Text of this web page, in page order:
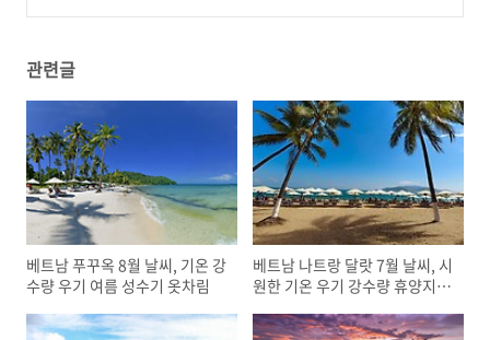
관련글
베트남 푸꾸옥 8월 날씨, 기온 강
수량 우기 여름 성수기 옷차림
베트남 나트랑 달랏 7월 날씨, 시
원한 기온 우기 강수량 휴양지